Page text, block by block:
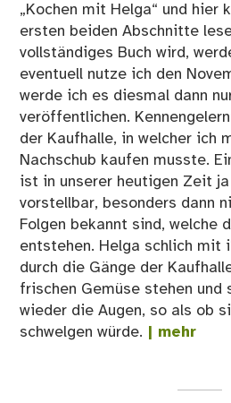
„Kochen mit Helga“ und
ersten beiden Abschnitte
vollständiges Buch wird,
eventuell nutze ich den
werde ich es diesmal dann
veröffentlichen.
der Kaufhalle, in welcher ich
Nachschub kaufen musste.
ist in unserer heutigen Zeit
vorstellbar, besonders dann
Folgen bekannt sind, welche
entstehen. Helga schlich mit
durch die Gänge der
frischen Gemüse stehen und
wieder die Augen, so als ob
schwelgen würde. | mehr